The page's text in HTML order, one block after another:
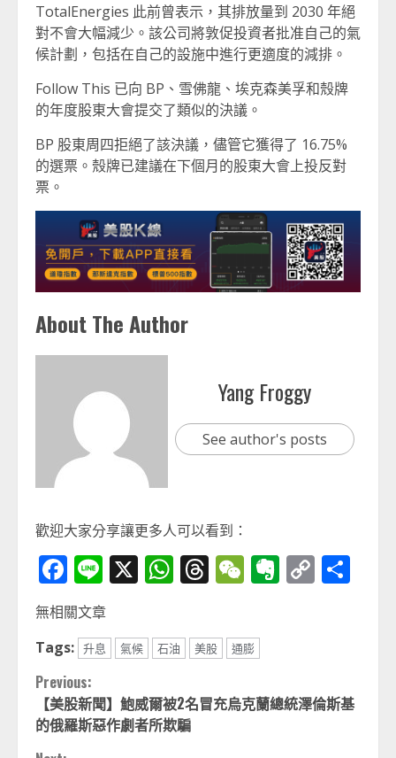
TotalEnergies 此前曾表示，其排放量到 2030 年絕
對不會大幅減少。該公司將敦促投資者批准自己的氣
候計劃，包括在自己的設施中進行更適度的減排。
Follow This 已向 BP、雪佛龍、埃克森美孚和殼牌
的年度股東大會提交了類似的決議。
BP 股東周四拒絕了該決議，儘管它獲得了 16.75%
的選票。殼牌已建議在下個月的股東大會上投反對
票。
About The Author
Yang Froggy
See author's posts
歡迎大家分享讓更多人可以看到：
Facebook
Line
X WhatsApp
Threads
WeChat
Evernote
Copy
無相關文章
Tags: 升息 氣候 石油 美股 通膨
Continue
Reading
Previous:
【美股新聞】鮑威爾被2名冒充烏克蘭總統澤倫斯基
的俄羅斯惡作劇者所欺騙